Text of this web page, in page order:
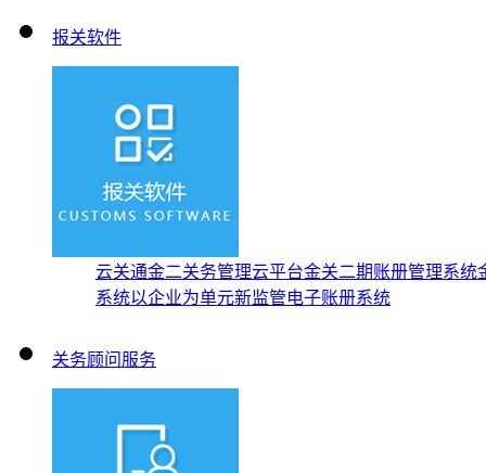
报关软件
云关通金二关务管理云平台金关二期账册管理系统
系统以企业为单元新监管电子账册系统
关务顾问服务